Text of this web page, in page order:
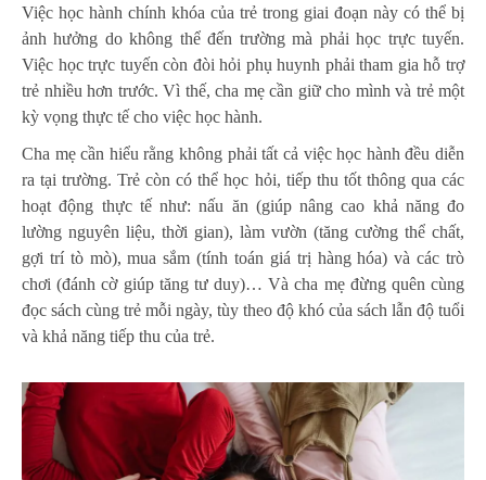
Việc học hành chính khóa của trẻ trong giai đoạn này có thể bị
ảnh hưởng do không thể đến trường mà phải học trực tuyến.
Việc học trực tuyến còn đòi hỏi phụ huynh phải tham gia hỗ trợ
trẻ nhiều hơn trước. Vì thế, cha mẹ cần giữ cho mình và trẻ một
kỳ vọng thực tế cho việc học hành.
Cha mẹ cần hiểu rằng không phải tất cả việc học hành đều diễn
ra tại trường. Trẻ còn có thể học hỏi, tiếp thu tốt thông qua các
hoạt động thực tế như: nấu ăn (giúp nâng cao khả năng đo
lường nguyên liệu, thời gian), làm vườn (tăng cường thể chất,
gợi trí tò mò), mua sắm (tính toán giá trị hàng hóa) và các trò
chơi (đánh cờ giúp tăng tư duy)… Và cha mẹ đừng quên cùng
đọc sách cùng trẻ mỗi ngày, tùy theo độ khó của sách lẫn độ tuổi
và khả năng tiếp thu của trẻ.